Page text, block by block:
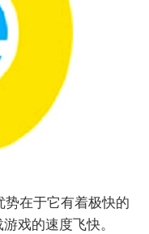
在于它有着极快的
戏的速度飞快。